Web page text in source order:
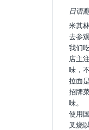
日语
米其
去参
我们
店主
味，
拉面
招牌
味。
使用
叉烧